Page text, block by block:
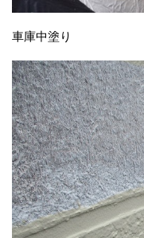
車庫中塗り